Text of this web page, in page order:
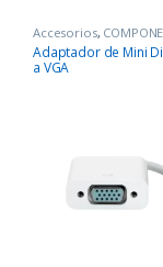
Accesorios,
Adaptador de Mini
a VGA